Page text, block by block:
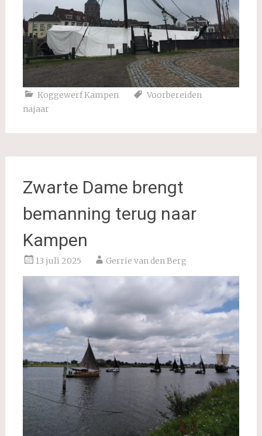
Koggewerf Kampen
Voorbereiden
najaar
Zwarte Dame brengt
bemanning terug naar
Kampen
13 juli 2025 Gerrie van den Berg